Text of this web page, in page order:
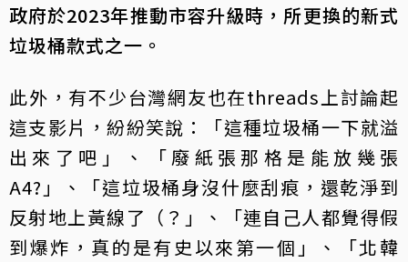
政府於2023年推動市容升級時，所更換的新式
垃圾桶款式之一。
此外，有不少台灣網友也在threads上討論起
這支影片，紛紛笑說：「這種垃圾桶一下就溢
出來了吧」、「廢紙張那格是能放幾張
A4?」、「這垃圾桶身沒什麼刮痕，還乾淨到
反射地上黃線了（？」、「連自己人都覺得假
到爆炸，真的是有史以來第一個」、「北韓